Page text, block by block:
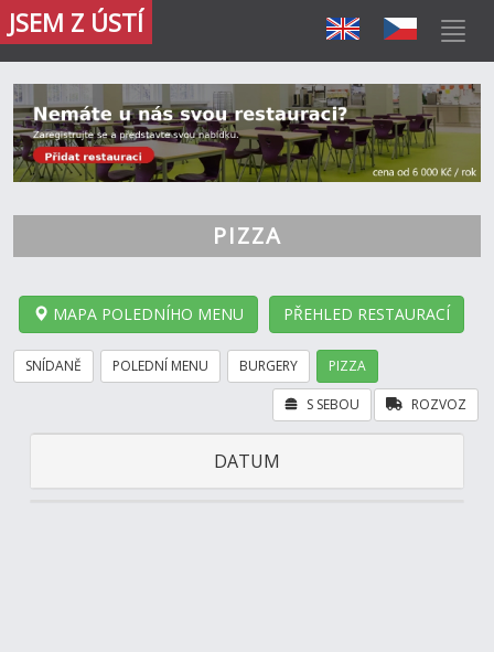
JSEM Z ÚSTÍ
PIZZA
MAPA POLEDNÍHO MENU PŘEHLED RESTAURACÍ
SNÍDANĚ POLEDNÍ MENU BURGERY PIZZA
ROZVOZ
S SEBOU
DATUM